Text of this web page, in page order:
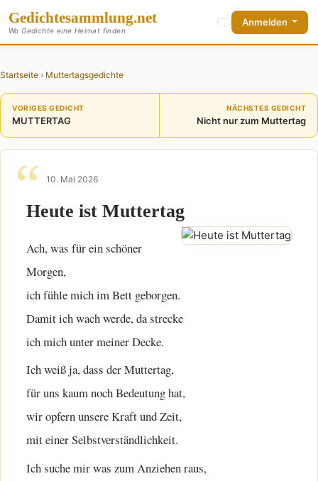
Gedichtesammlung.net
Wo Gedichte eine Heimat finden
Anmelden
Startseite › Muttertagsgedichte
VORIGES GEDICHT
MUTTERTAG
NÄCHSTES GEDICHT
Nicht nur zum Muttertag
10. Mai 2026
Heute ist Muttertag
Ach, was für ein schöner
Morgen,
ich fühle mich im Bett geborgen.
Damit ich wach werde, da strecke
ich mich unter meiner Decke.
Ich weiß ja, dass der Muttertag,
für uns kaum noch Bedeutung hat,
wir opfern unsere Kraft und Zeit,
mit einer Selbstverständlichkeit.
Ich suche mir was zum Anziehen raus,